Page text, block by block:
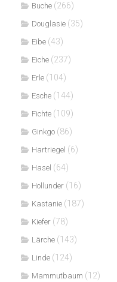
Buche (266)
Douglasie (35)
Eibe (43)
Eiche (237)
Erle (104)
Esche (144)
Fichte (109)
Ginkgo (86)
Hartriegel (6)
Hasel (64)
Hollunder (16)
Kastanie (187)
Kiefer (78)
Lärche (143)
Linde (124)
Mammutbaum (12)